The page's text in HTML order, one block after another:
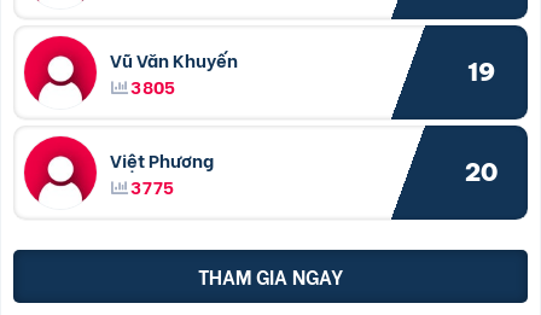
Vũ Văn Khuyến
3805
19
Việt Phương
3775
20
THAM GIA NGAY